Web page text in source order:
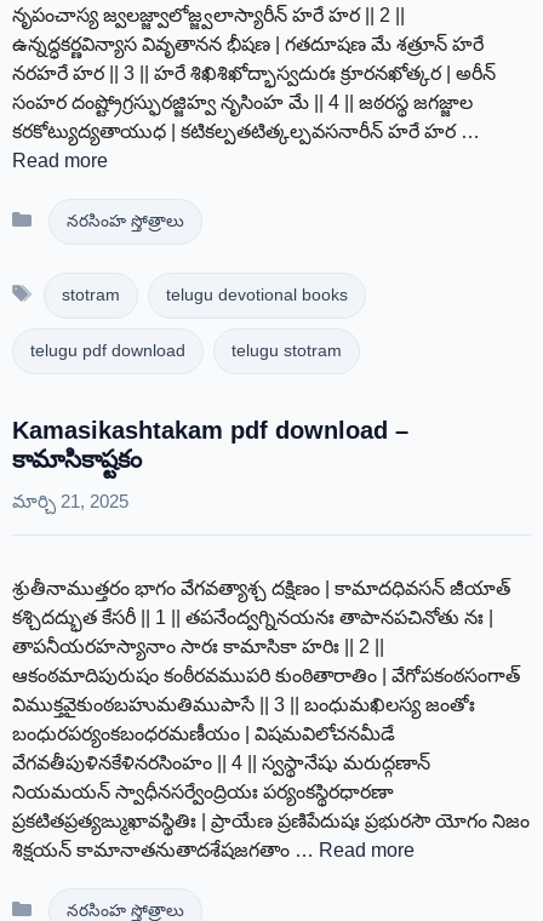
నృపంచాస్య జ్వలజ్జ్వాలోజ్జ్వలాస్యారీన్ హరే హర || 2 ||
ఉన్నద్ధకర్ణవిన్యాస వివృతానన భీషణ | గతదూషణ మే శత్రూన్ హరే
నరహరే హర || 3 || హరే శిఖిశిఖోద్భాస్వదురః క్రూరనఖోత్కర | అరీన్
సంహర దంష్ట్రోగ్రస్ఫురజ్జిహ్వ నృసింహ మే || 4 || జఠరస్థ జగజ్జాల
కరకోట్యుద్యతాయుధ | కటికల్పతటిత్కల్పవసనారీన్ హరే హర …
Read more
Categories
నరసింహ స్తోత్రాలు
Tagsstotram telugu devotional books
telugu pdf download telugu stotram
Kamasikashtakam pdf download –
కామాసికాష్టకం
మార్చి 21, 2025
శ్రుతీనాముత్తరం భాగం వేగవత్యాశ్చ దక్షిణం | కామాదధివసన్ జీయాత్
కశ్చిదద్భుత కేసరీ || 1 || తపనేంద్వగ్నినయనః తాపానపచినోతు నః |
తాపనీయరహస్యానాం సారః కామాసికా హరిః || 2 ||
ఆకంఠమాదిపురుషం కంఠీరవముపరి కుంఠితారాతిం | వేగోపకంఠసంగాత్
విముక్తవైకుంఠబహుమతిముపాసే || 3 || బంధుమఖిలస్య జంతోః
బంధురపర్యంకబంధరమణీయం | విషమవిలోచనమీడే
వేగవతీపుళినకేళినరసింహం || 4 || స్వస్థానేషు మరుద్గణాన్
నియమయన్ స్వాధీనసర్వేంద్రియః పర్యంకస్థిరధారణా
ప్రకటితప్రత్యఙ్ముఖావస్థితిః | ప్రాయేణ ప్రణిపేదుషః ప్రభురసౌ యోగం నిజం
శిక్షయన్ కామానాతనుతాదశేషజగతాం … Read more
Categories
నరసింహ స్తోత్రాలు